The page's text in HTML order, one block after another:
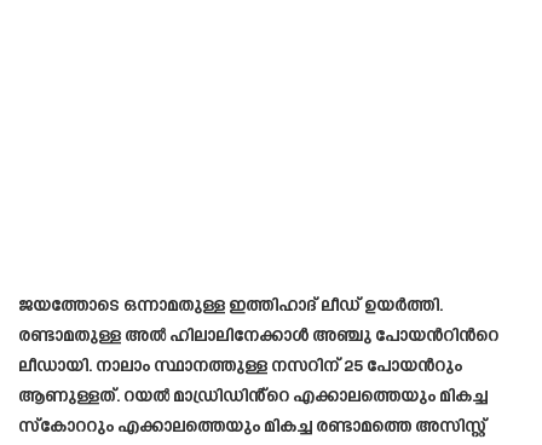
ജയത്തോടെ ഒന്നാമതുള്ള ഇത്തിഹാദ് ലീഡ് ഉയർത്തി.
രണ്ടാമതുള്ള അൽ ഹിലാലിനേക്കാൾ അഞ്ചു പോയന്‍റിന്‍റെ
ലീഡായി. നാലാം സ്ഥാനത്തുള്ള നസറിന് 25 പോയന്‍റും
ആണുള്ളത്. റയൽ മാഡ്രിഡിൻ്റെ എക്കാലത്തെയും മികച്ച
സ്‌കോററും എക്കാലത്തെയും മികച്ച രണ്ടാമത്തെ അസിസ്റ്റ്